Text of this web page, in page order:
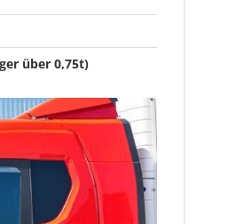
über 0,75t)